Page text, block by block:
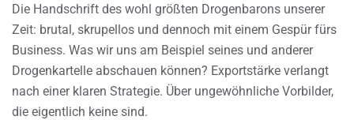
Die Handschrift des wohl größten Drogenbarons unserer
Zeit: brutal, skrupellos und dennoch mit einem Gespür fürs
Business. Was wir uns am Beispiel seines und anderer
Drogenkartelle abschauen können? Exportstärke verlangt
nach einer klaren Strategie. Über ungewöhnliche Vorbilder,
die eigentlich keine sind.